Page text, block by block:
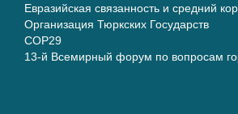
Евразийская связанность и средний
Организация Тюркских Государств
COP29
13-й Всемирный форум по вопросам